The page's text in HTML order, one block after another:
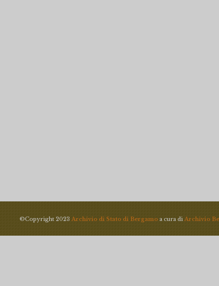
©Copyright 2023 Archivio di Stato di Bergamo a cura di Archivio